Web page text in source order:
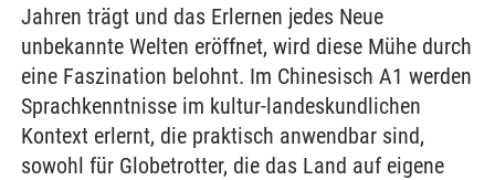
Jahren trägt und das Erlernen jedes Neue
unbekannte Welten eröffnet, wird diese Mühe durch
eine Faszination belohnt. Im Chinesisch A1 werden
Sprachkenntnisse im kultur-landeskundlichen
Kontext erlernt, die praktisch anwendbar sind,
sowohl für Globetrotter, die das Land auf eigene